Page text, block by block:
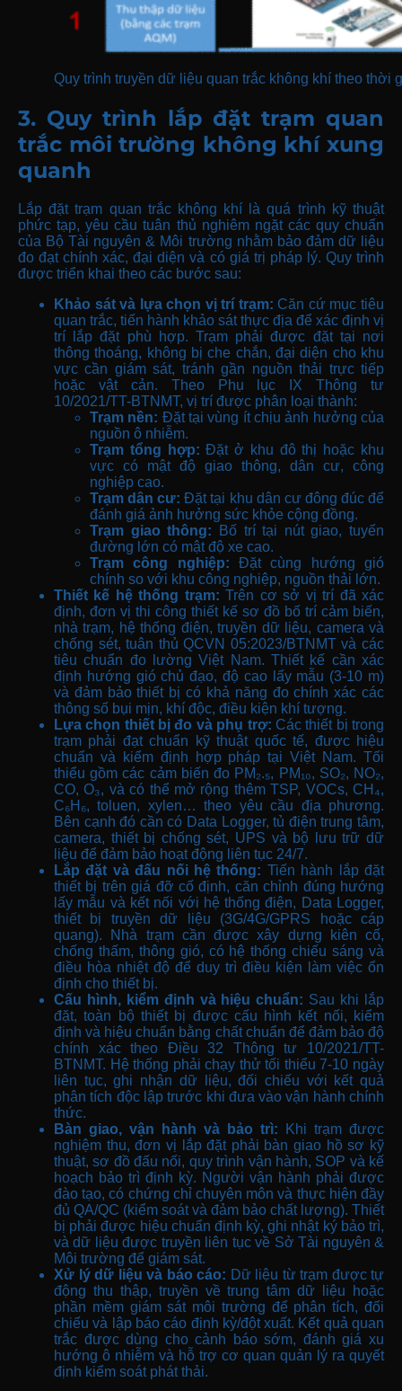
Quy trình truyền dữ liệu quan trắc không khí theo thời
3. Quy trình lắp đặt trạm quan
trắc môi trường không khí xung
quanh
Lắp đặt trạm quan trắc không khí là quá trình kỹ thuật
phức tạp, yêu cầu tuân thủ nghiêm ngặt các quy chuẩn
của Bộ Tài nguyên & Môi trường nhằm bảo đảm dữ liệu
đo đạt chính xác, đại diện và có giá trị pháp lý. Quy trình
được triển khai theo các bước sau:
Khảo sát và lựa chọn vị trí trạm: Căn cứ mục tiêu
quan trắc, tiến hành khảo sát thực địa để xác định vị
trí lắp đặt phù hợp. Trạm phải được đặt tại nơi
thông thoáng, không bị che chắn, đại diện cho khu
vực cần giám sát, tránh gần nguồn thải trực tiếp
hoặc vật cản. Theo Phụ lục IX Thông tư
10/2021/TT-BTNMT, vị trí được phân loại thành:
Trạm nền: Đặt tại vùng ít chịu ảnh hưởng của
nguồn ô nhiễm.
Trạm tổng hợp: Đặt ở khu đô thị hoặc khu
vực có mật độ giao thông, dân cư, công
nghiệp cao.
Trạm dân cư: Đặt tại khu dân cư đông đúc để
đánh giá ảnh hưởng sức khỏe cộng đồng.
Trạm giao thông:
Bố trí tại nút giao, tuyến
đường lớn có mật độ xe cao.
Trạm công nghiệp: Đặt cùng hướng gió
chính so với khu công nghiệp, nguồn thải lớn.
Thiết kế hệ thống trạm: Trên cơ sở vị trí đã xác
định, đơn vị thi công thiết kế sơ đồ bố trí cảm biến,
nhà trạm, hệ thống điện, truyền dữ liệu, camera và
chống sét, tuân thủ QCVN 05:2023/BTNMT và các
tiêu chuẩn đo lường Việt Nam. Thiết kế cần xác
định hướng gió chủ đạo, độ cao lấy mẫu (3-10 m)
và đảm bảo thiết bị có khả năng đo chính xác các
thông số bụi mịn, khí độc, điều kiện khí tượng.
Lựa chọn thiết bị đo và phụ trợ: Các thiết bị trong
trạm phải đạt chuẩn kỹ thuật quốc tế, được hiệu
chuẩn và kiểm định hợp pháp tại Việt Nam. Tối
thiểu gồm các cảm biến đo PM₂.₅, PM₁₀, SO₂, NO₂,
CO, O₃, và có thể mở rộng thêm TSP, VOCs, CH₄,
C₆H₆, toluen, xylen… theo yêu cầu địa phương.
Bên cạnh đó cần có Data Logger, tủ điện trung tâm,
camera, thiết bị chống sét, UPS và bộ lưu trữ dữ
liệu để đảm bảo hoạt động liên tục 24/7.
Lắp đặt và đấu nối hệ thống: Tiến hành lắp đặt
thiết bị trên giá đỡ cố định, căn chỉnh đúng hướng
lấy mẫu và kết nối với hệ thống điện, Data Logger,
thiết bị truyền dữ liệu (3G/4G/GPRS hoặc cáp
quang). Nhà trạm cần được xây dựng kiên cố,
chống thấm, thông gió, có hệ thống chiếu sáng và
điều hòa nhiệt độ để duy trì điều kiện làm việc ổn
định cho thiết bị.
Cấu hình, kiểm định và hiệu chuẩn: Sau khi lắp
đặt, toàn bộ thiết bị được cấu hình kết nối, kiểm
định và hiệu chuẩn bằng chất chuẩn để đảm bảo độ
chính xác theo Điều 32 Thông tư 10/2021/TT-
BTNMT. Hệ thống phải chạy thử tối thiểu 7-10 ngày
liên tục, ghi nhận dữ liệu, đối chiếu với kết quả
phân tích độc lập trước khi đưa vào vận hành chính
thức.
Bàn giao, vận hành và bảo trì: Khi trạm được
nghiệm thu, đơn vị lắp đặt phải bàn giao hồ sơ kỹ
thuật, sơ đồ đấu nối, quy trình vận hành, SOP và kế
hoạch bảo trì định kỳ. Người vận hành phải được
đào tạo, có chứng chỉ chuyên môn và thực hiện đầy
đủ QA/QC (kiểm soát và đảm bảo chất lượng). Thiết
bị phải được hiệu chuẩn định kỳ, ghi nhật ký bảo trì,
và dữ liệu được truyền liên tục về Sở Tài nguyên &
Môi trường để giám sát.
Xử lý dữ liệu và báo cáo: Dữ liệu từ trạm được tự
động thu thập, truyền về trung tâm dữ liệu hoặc
phần mềm giám sát môi trường để phân tích, đối
chiếu và lập báo cáo định kỳ/đột xuất. Kết quả quan
trắc được dùng cho cảnh báo sớm, đánh giá xu
hướng ô nhiễm và hỗ trợ cơ quan quản lý ra quyết
định kiểm soát phát thải.